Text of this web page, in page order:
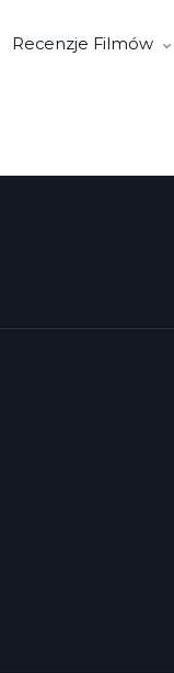
Recenzje Filmów